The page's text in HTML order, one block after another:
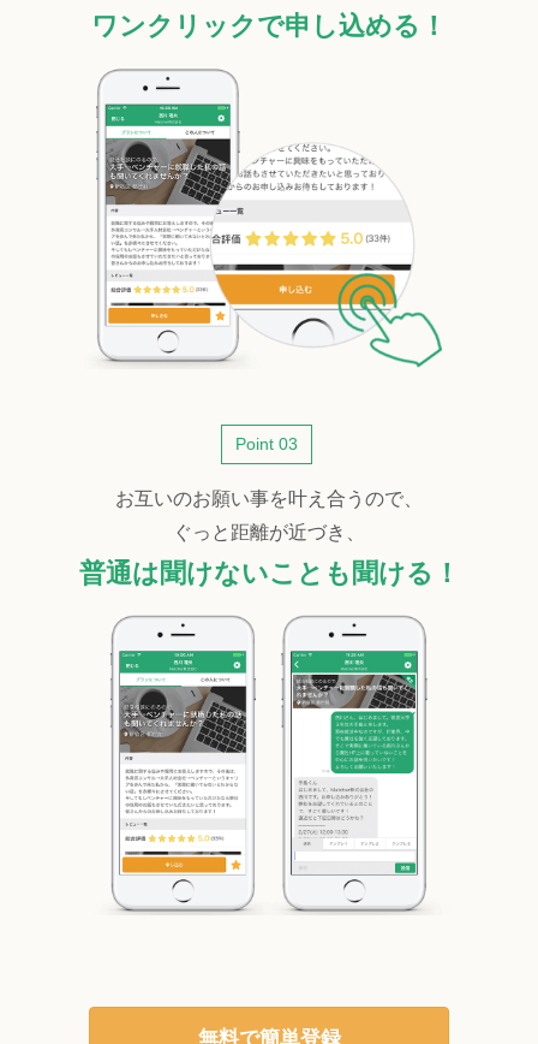
ワンクリックで申し込める！
Point 03
お互いのお願い事を叶え合うので、
ぐっと距離が近づき、
普通は聞けないことも聞ける！
無料で簡単登録